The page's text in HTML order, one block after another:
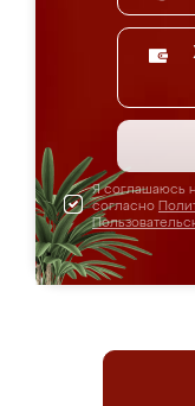
Я соглашаюсь
согласно